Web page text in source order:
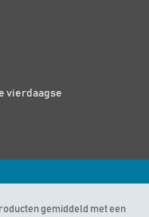
vierdaagse
gemiddeld met een